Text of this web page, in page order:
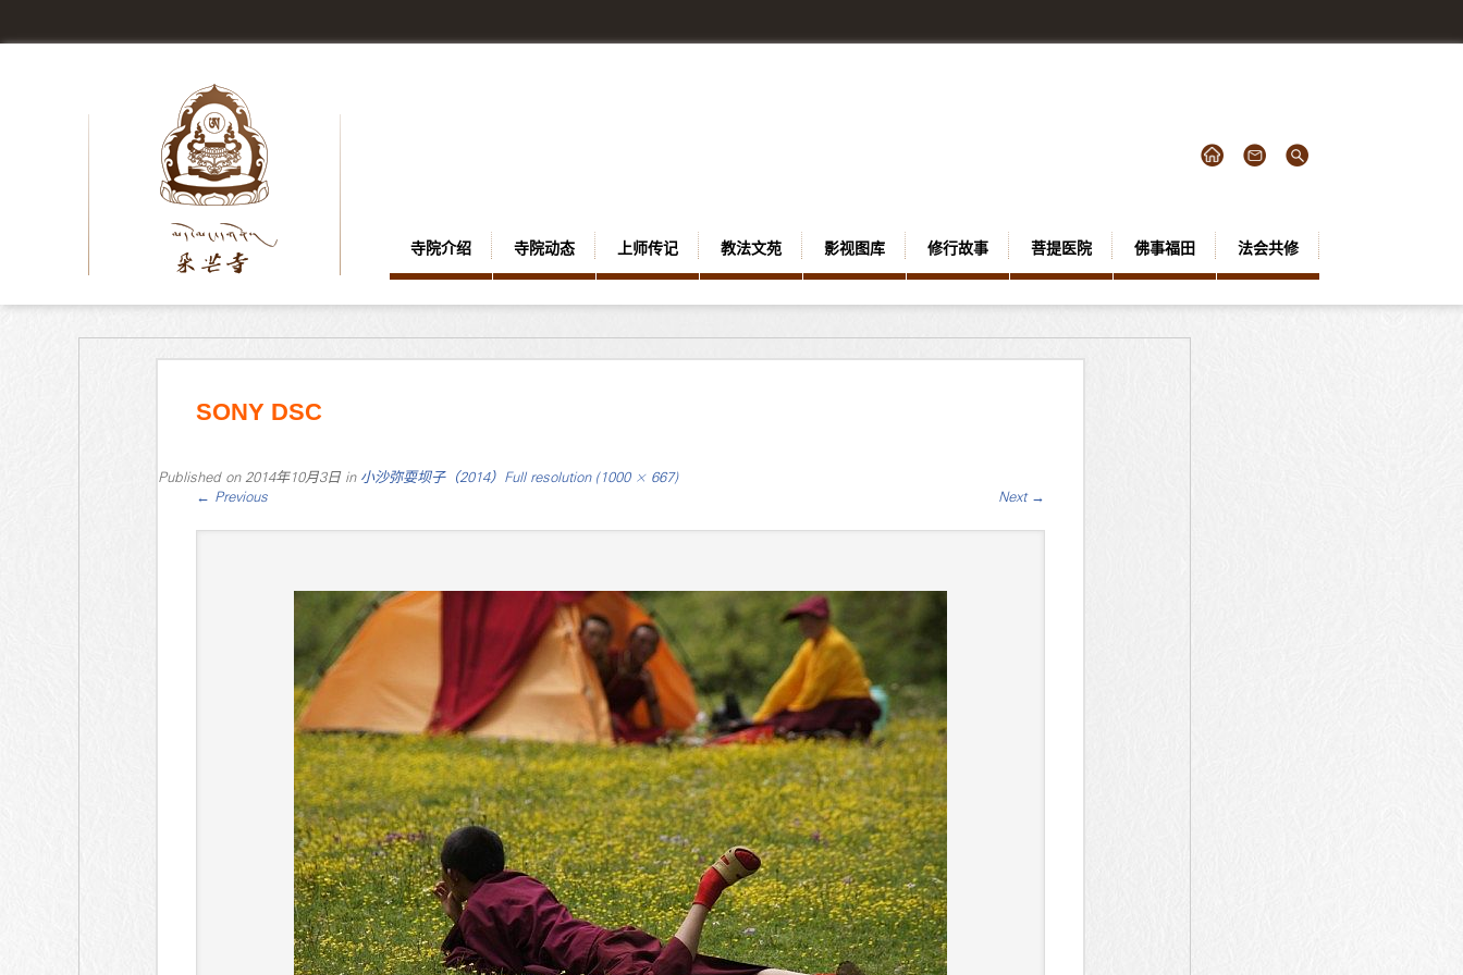
寺院介绍 寺院动态 上师传记 教法文苑 影视图库 修行故事 菩提医院 佛事福田 法会共修
SONY DSC
Published on 2014年10月3日in 小沙弥耍坝子（2014） Full resolution (1000 × 667)
← Previous Next →